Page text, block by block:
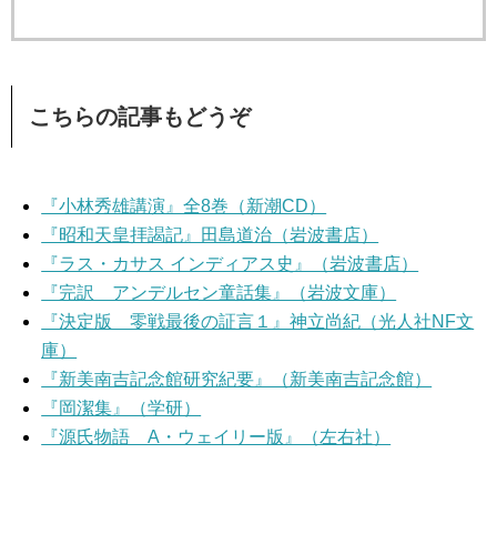
こちらの記事もどうぞ
『小林秀雄講演』全8巻（新潮CD）
『昭和天皇拝謁記』田島道治（岩波書店）
『ラス・カサス インディアス史』（岩波書店）
『完訳 アンデルセン童話集』（岩波文庫）
『決定版 零戦最後の証言１』神立尚紀（光人社NF文
庫）
『新美南吉記念館研究紀要』（新美南吉記念館）
『岡潔集』（学研）
『源氏物語 A・ウェイリー版』（左右社）